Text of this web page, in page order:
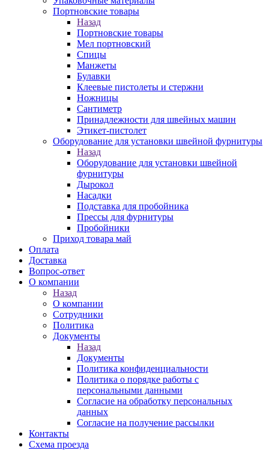
Портновские товары
Назад
Портновские товары
Мел портновский
Спицы
Манжеты
Булавки
Клеевые пистолеты и стержни
Ножницы
Сантиметр
Принадлежности для швейных машин
Этикет-пистолет
Оборудование для установки швейной фурнитуры
Назад
Оборудование для установки швейной
фурнитуры
Дырокол
Насадки
Подставка для пробойника
Прессы для фурнитуры
Пробойники
Приход товара май
Оплата
Доставка
Вопрос-ответ
О компании
Назад
О компании
Сотрудники
Политика
Документы
Назад
Документы
Политика конфиденциальности
Политика о порядке работы с
персональными данными
Согласие на обработку персональных
данных
Согласие на получение рассылки
Контакты
Схема проезда